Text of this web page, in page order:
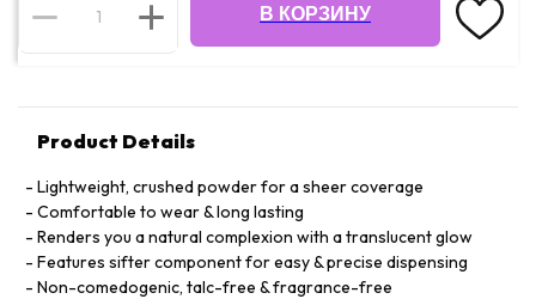
В КОРЗИНУ
Product Details
Lightweight, crushed powder for a sheer coverage
Comfortable to wear & long lasting
Renders you a natural complexion with a translucent glow
Features sifter component for easy & precise dispensing
Non-comedogenic, talc-free & fragrance-free